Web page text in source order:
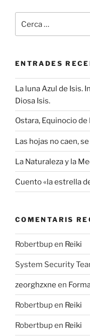
ENTRADES
La luna Azul de Isis.
Diosa Isis.
Ostara, Equinocio
Las hojas no caen,
La Naturaleza y la
Cuento «la estrella
COMENTARIS
Robertbupen Reiki
System Security
zeorghzxne en
Robertbupen Reiki
Robertbupen Reiki